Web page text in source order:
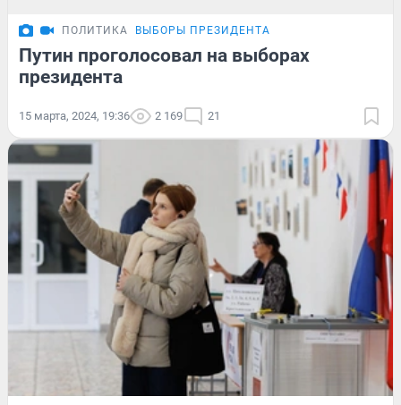
ПОЛИТИКА ВЫБОРЫ ПРЕЗИДЕНТА
Путин проголосовал на выборах
президента
15 марта, 2024, 19:36 2 169 21